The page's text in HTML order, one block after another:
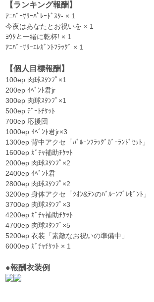
【ランキング報酬】
ｱﾆﾊﾞｰｻﾘｰﾊﾟﾚｰﾄﾞｽﾀ- × 1
今夜はあなたとお祝いを × 1
ﾖｳﾀと一緒に乾杯! × 1
ｱﾆﾊﾞｰｻﾘｰｴﾚｶﾞﾝﾄﾌﾗｯｸﾞ × 1
【個人目標報酬】
100ep 肉球ｽﾀﾝﾌﾟ×1
200ep ｲﾍﾞﾝﾄ君jr
300ep 肉球ｽﾀﾝﾌﾟ×1
500ep ﾃﾞｰﾄﾁｹｯﾄ
700ep 応援団
1000ep ｲﾍﾞﾝﾄ君jr×3
1300ep 背中アクセ「ﾊﾞﾙｰﾝﾌﾗｯｸﾞｶﾞｰﾗﾝﾄﾞｾｯﾄ」
1600ep ｶﾞﾁｬ補助ﾁｹｯﾄ
2000ep 肉球ｽﾀﾝﾌﾟ×2
2400ep ｲﾍﾞﾝﾄ君
2800ep 肉球ｽﾀﾝﾌﾟ×2
3200ep 身体アクセ「ｼｵﾝ&ﾃﾝのﾊﾞﾙｰﾝﾌﾟﾚｾﾞﾝﾄ」
3700ep 肉球ｽﾀﾝﾌﾟ×3
4200ep ｶﾞﾁｬ補助ﾁｹｯﾄ
4700ep 肉球ｽﾀﾝﾌﾟ×5
5200ep 衣装「素敵なお祝いの準備中」
6000ep ｶﾞﾁｬﾁｹｯﾄ × 1
●報酬衣装例